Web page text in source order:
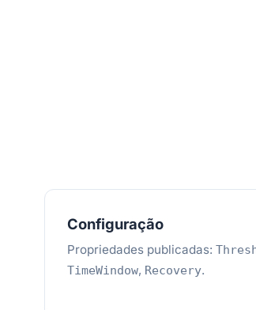
Configuração
Propriedades publicadas:
TimeWindow, Recovery.